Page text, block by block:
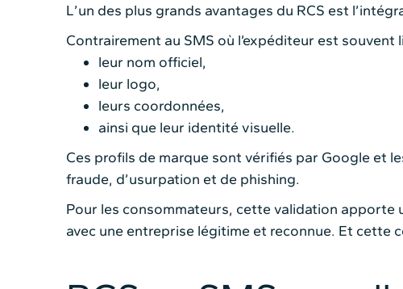
L’un des plus grands avantages du RCS est
Contrairement au SMS où l’expéditeur est
leur nom officiel,
leur logo,
leurs coordonnées,
ainsi que leur identité visuelle.
Ces profils de marque sont vérifiés par Google et
fraude, d’usurpation et de phishing.
Pour les consommateurs, cette validation apporte
avec une entreprise légitime et reconnue. Et cette